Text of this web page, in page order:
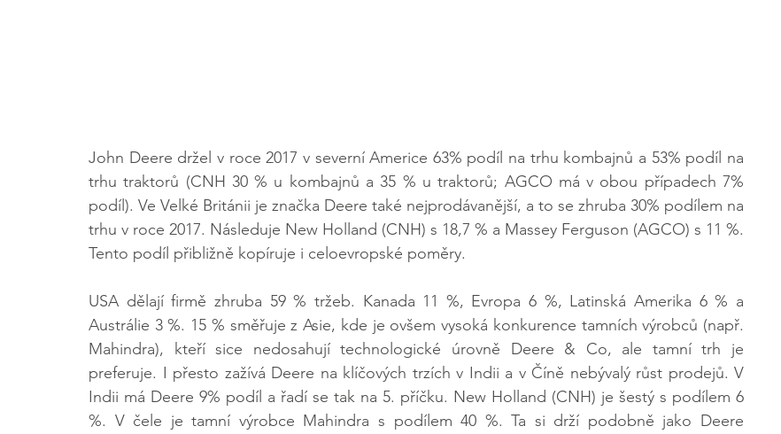
John Deere držel v roce 2017 v severní Americe 63% podíl na trhu kombajnů a 53% podíl na
trhu traktorů (CNH 30 % u kombajnů a 35 % u traktorů; AGCO má v obou případech 7%
podíl). Ve Velké Británii je značka Deere také nejprodávanější, a to se zhruba 30% podílem na
trhu v roce 2017. Následuje New Holland (CNH) s 18,7 % a Massey Ferguson (AGCO) s 11 %.
Tento podíl přibližně kopíruje i celoevropské poměry.
USA dělají firmě zhruba 59 % tržeb. Kanada 11 %, Evropa 6 %, Latinská Amerika 6 % a
Austrálie 3 %. 15 % směřuje z Asie, kde je ovšem vysoká konkurence tamních výrobců (např.
Mahindra), kteří sice nedosahují technologické úrovně Deere & Co, ale tamní trh je
preferuje. I přesto zažívá Deere na klíčových trzích v Indii a v Číně nebývalý růst prodejů. V
Indii má Deere 9% podíl a řadí se tak na 5. příčku. New Holland (CNH) je šestý s podílem 6
%. V čele je tamní výrobce Mahindra s podílem 40 %. Ta si drží podobně jako Deere